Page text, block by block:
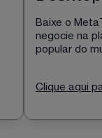
Baixe o
negocie na
popular do
Clique aqui